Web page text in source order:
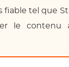
fiable tel que
le contenu